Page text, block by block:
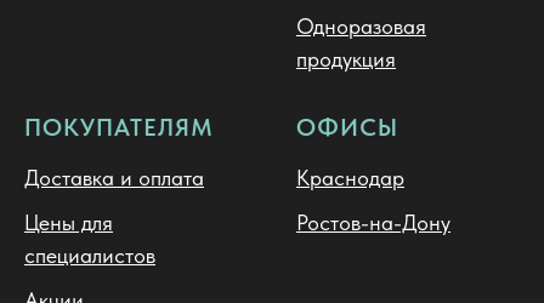
Одноразовая
продукция
ПОКУПАТЕЛЯМ
Доставка и оплата
Цены для
специалистов
ОФИСЫ
Краснодар
Ростов-на-Дону